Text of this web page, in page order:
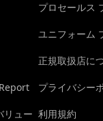
リュー
プロセールス
ユニフォーム
正規取扱店に
プライバシー
利用規約